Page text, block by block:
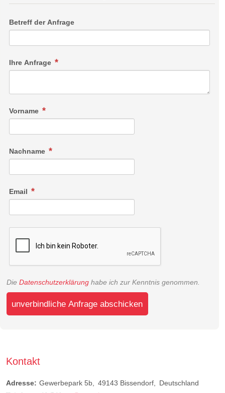
Betreff der Anfrage
Ihre Anfrage
Vorname
Nachname
Email
Die Datenschutzerklärung habe ich zur Kenntnis genommen.
unverbindliche Anfrage abschicken
Kontakt
Adresse: Gewerbepark 5b 49143 Bissendorf
Deutschland